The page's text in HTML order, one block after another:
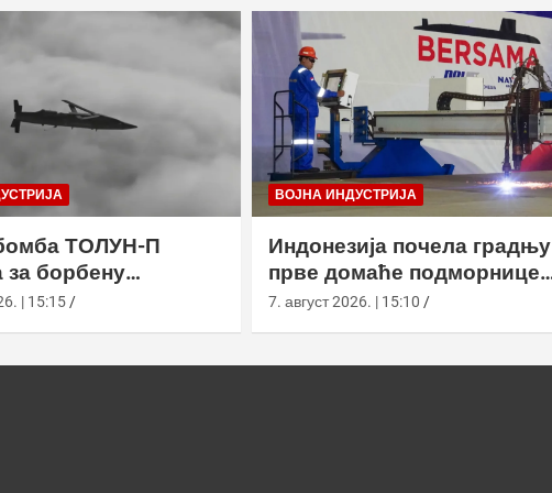
ТОЛУН-П
за борбену
| 15:15
ВОЈНА ИНДУСТРИЈА
Индонезија почела градњу
прве домаће подморнице
класе Сцорпèне
7. август 2026. | 15:10